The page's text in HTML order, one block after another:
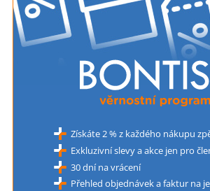
Získáte 2 % z každého nákupu
Exkluzivní slevy a akce jen pro
30 dní na vrácení
Přehled objednávek a faktur na